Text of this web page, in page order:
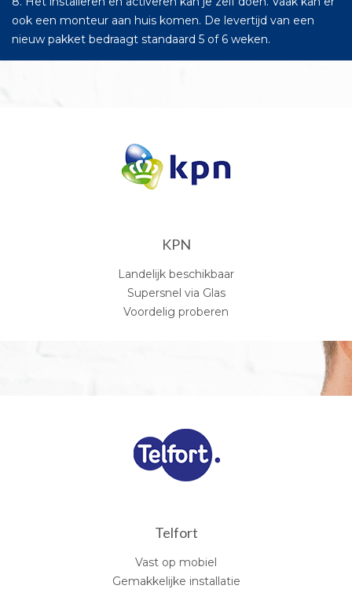
ook een monteur aan huis komen. De levertijd van een
nieuw pakket bedraagt standaard 5 of 6 weken.
KPN
Landelijk beschikbaar
Supersnel via Glas
Voordelig proberen
Telfort
Vast op mobiel
Gemakkelijke installatie